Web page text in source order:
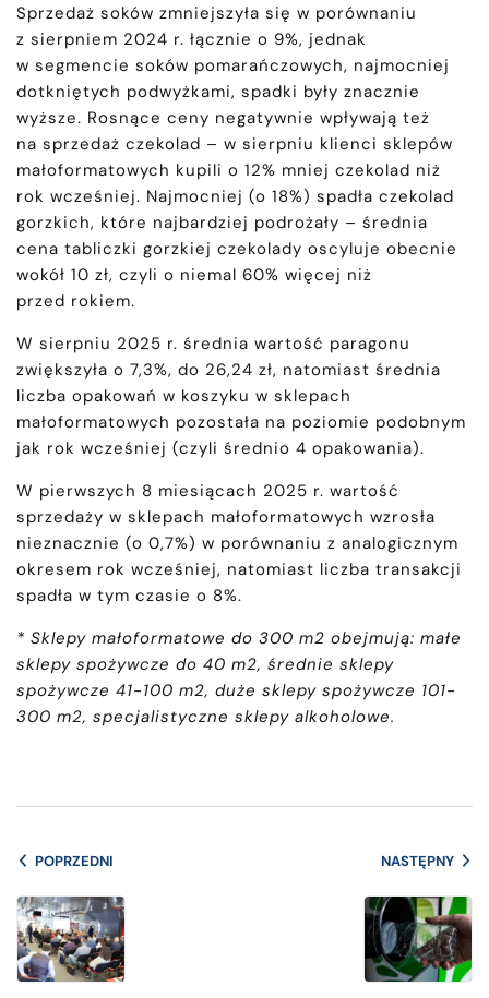
Sprzedaż soków zmniejszyła się w porównaniu
z sierpniem 2024 r. łącznie o 9%, jednak
w segmencie soków pomarańczowych, najmocniej
dotkniętych podwyżkami, spadki były znacznie
wyższe. Rosnące ceny negatywnie wpływają też
na sprzedaż czekolad – w sierpniu klienci sklepów
małoformatowych kupili o 12% mniej czekolad niż
rok wcześniej. Najmocniej (o 18%) spadła czekolad
gorzkich, które najbardziej podrożały – średnia
cena tabliczki gorzkiej czekolady oscyluje obecnie
wokół 10 zł, czyli o niemal 60% więcej niż
przed rokiem.
W sierpniu 2025 r. średnia wartość paragonu
zwiększyła o 7,3%, do 26,24 zł, natomiast średnia
liczba opakowań w koszyku w sklepach
małoformatowych pozostała na poziomie podobnym
jak rok wcześniej (czyli średnio 4 opakowania).
W pierwszych 8 miesiącach 2025 r. wartość
sprzedaży w sklepach małoformatowych wzrosła
nieznacznie (o 0,7%) w porównaniu z analogicznym
okresem rok wcześniej, natomiast liczba transakcji
spadła w tym czasie o 8%.
* Sklepy małoformatowe do 300 m2 obejmują: małe
sklepy spożywcze do 40 m2, średnie sklepy
spożywcze 41-100 m2, duże sklepy spożywcze 101-
300 m2, specjalistyczne sklepy alkoholowe.
POPRZEDNI NASTĘPNY